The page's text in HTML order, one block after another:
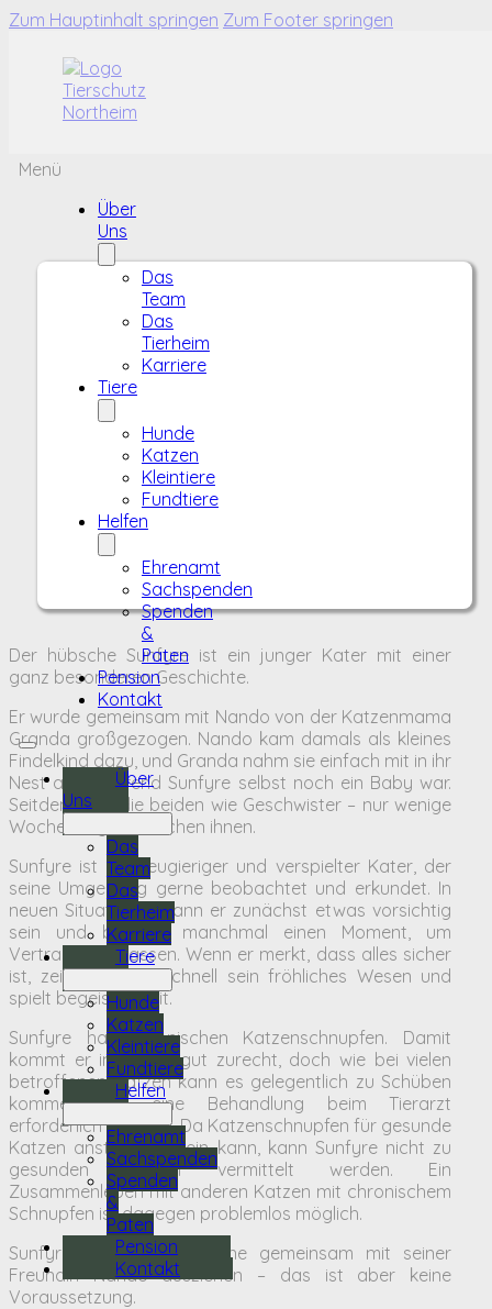
Zum Hauptinhalt springen Zum Footer springen
Menü
Über
Uns
Das
Team
Das
Tierheim
Karriere
Tiere
Hunde
Katzen
Kleintiere
Fundtiere
Helfen
Ehrenamt
Sachspenden
Spenden
&
Paten
Pension
Kontakt
Über
Uns
Das
Team
Das
Tierheim
Karriere
Tiere
Hunde
Katzen
Kleintiere
Fundtiere
Helfen
Ehrenamt
Sachspenden
Spenden
&
Paten
Pension
Kontakt
Der hübsche Sunfyre ist ein junger Kater mit einer
ganz besonderen Geschichte.
Er wurde gemeinsam mit Nando von der Katzenmama
Granda großgezogen. Nando kam damals als kleines
Findelkind dazu, und Granda nahm sie einfach mit in ihr
Nest auf, während Sunfyre selbst noch ein Baby war.
Seitdem sind die beiden wie Geschwister – nur wenige
Wochen liegen zwischen ihnen.
Sunfyre ist ein neugieriger und verspielter Kater, der
seine Umgebung gerne beobachtet und erkundet. In
neuen Situationen kann er zunächst etwas vorsichtig
sein und braucht manchmal einen Moment, um
Vertrauen zu fassen. Wenn er merkt, dass alles sicher
ist, zeigt er aber schnell sein fröhliches Wesen und
spielt begeistert mit.
Sunfyre hat chronischen Katzenschnupfen. Damit
kommt er im Alltag gut zurecht, doch wie bei vielen
betroffenen Katzen kann es gelegentlich zu Schüben
kommen, die eine Behandlung beim Tierarzt
erforderlich machen. Da Katzenschnupfen für gesunde
Katzen ansteckend sein kann, kann Sunfyre nicht zu
gesunden Katzen vermittelt werden. Ein
Zusammenleben mit anderen Katzen mit chronischem
Schnupfen ist dagegen problemlos möglich.
Sunfyre könnte sehr gerne gemeinsam mit seiner
Freundin Nando ausziehen – das ist aber keine
Voraussetzung.